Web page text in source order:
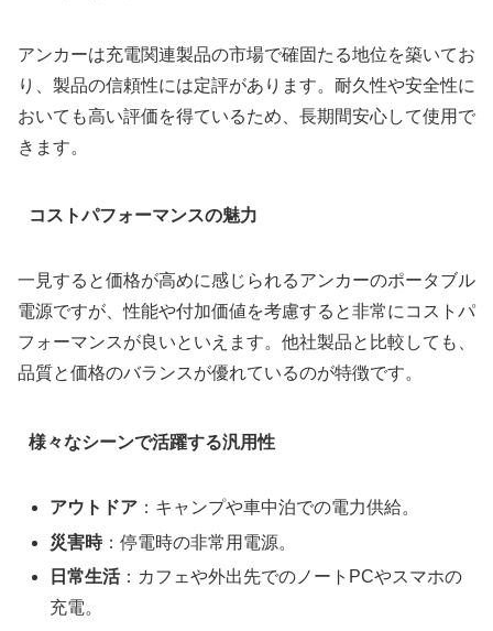
アンカーは充電関連製品の市場で確固たる地位を築いてお
り、製品の信頼性には定評があります。耐久性や安全性に
おいても高い評価を得ているため、長期間安心して使用で
きます。
コストパフォーマンスの魅力
一見すると価格が高めに感じられるアンカーのポータブル
電源ですが、性能や付加価値を考慮すると非常にコストパ
フォーマンスが良いといえます。他社製品と比較しても、
品質と価格のバランスが優れているのが特徴です。
様々なシーンで活躍する汎用性
アウトドア ：キャンプや車中泊での電力供給。
災害時：停電時の非常用電源。
日常生活：カフェや外出先でのノートPCやスマホの
充電。